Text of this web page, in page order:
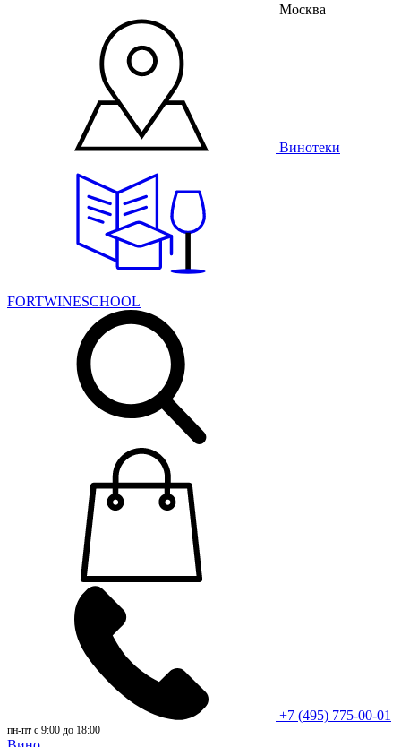
Москва
Винотеки
FORTWINESCHOOL
+7 (495) 775-00-01
пн-пт с 9:00 до 18:00